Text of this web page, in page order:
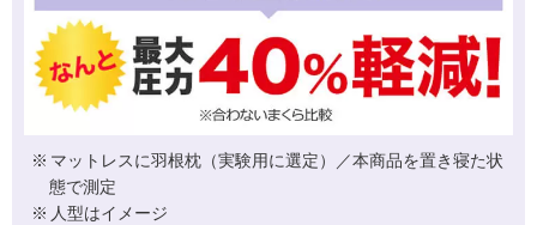
マットレスに羽根枕（実験用に選定）／本商品を置き寝た状
態で測定
人型はイメージ